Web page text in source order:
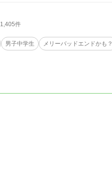
件
男子中学生 メリーバッドエンドかも？